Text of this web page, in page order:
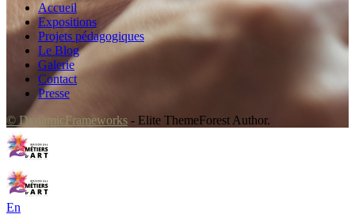
Accueil
Expositions
Projets pédagogiques
Le Blog
Galerie
Contact
Presse
© DynamicFrameworks - Elite ThemeForest Author.
En